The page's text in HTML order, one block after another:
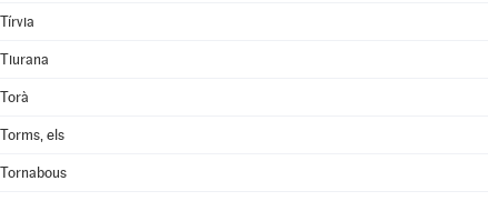
Tírvia
Tiurana
Torà
Torms, els
Tornabous